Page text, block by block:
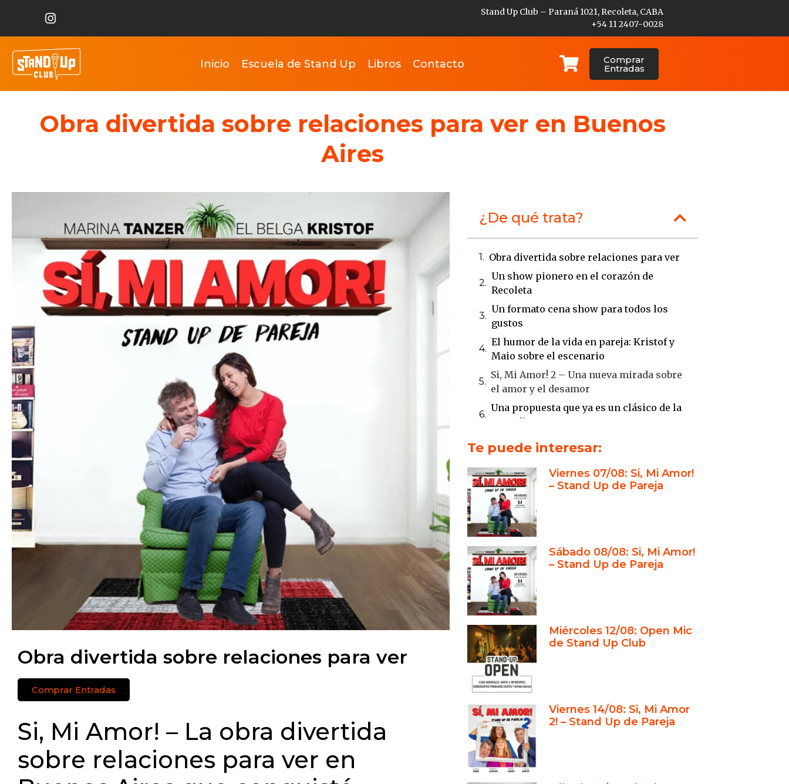
Stand Up Club – Paraná 1021, Recoleta, CABA
+54 11 2407-0028
Inicio Escuela de Stand Up Libros Contacto Comprar
Entradas
Obra divertida sobre relaciones para ver en Buenos
Aires
Obra divertida sobre relaciones para ver
Comprar Entradas
Si, Mi Amor! – La obra divertida
sobre relaciones para ver en
¿De qué trata?
Obra divertida sobre relaciones para ver
Un show pionero en el corazón de
Recoleta
Un formato cena show para todos los
gustos
El humor de la vida en pareja: Kristof y
Maio sobre el escenario
Si, Mi Amor! 2 – Una nueva mirada sobre
el amor y el desamor
Una propuesta que ya es un clásico de la
comedia porteña
Una historia de amor, separación y
humor compartido
El Belga Kristof: un comediante con
sello propio
Maio Tanzer: frescura, picardía y
complicidad
Si, Mi Amor! y su secuela: dos
propuestas diferentes
Más allá del escenario: productores y
referentes del stand up
Un espacio íntimo en Recoleta para
disfrutar del humor
El origen de un club de comedia pionero
Cena show: una experiencia completa
Cursos y formación en stand up
Un referente en eventos y espectáculos
para todos
Un lugar íntimo en Recoleta para reír y
compartir
La historia detrás del Stand Up Club
Te puede interesar:
Viernes 07/08: Si, Mi Amor!
– Stand Up de Pareja
Sábado 08/08: Si, Mi Amor!
– Stand Up de Pareja
Miércoles 12/08: Open Mic
de Stand Up Club
Viernes 14/08: Si, Mi Amor
2! – Stand Up de Pareja